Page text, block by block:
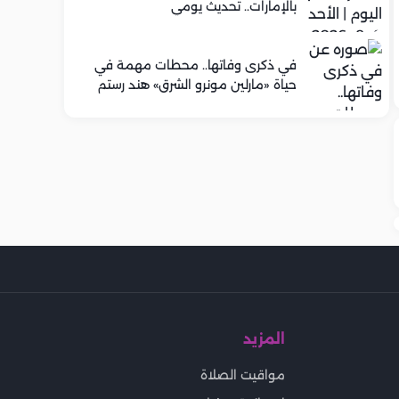
بالإمارات.. تحديث يومي
في ذكرى وفاتها.. محطات مهمة في
حياة «مارلين مونرو الشرق» هند رستم
المزيد
مواقيت الصلاة